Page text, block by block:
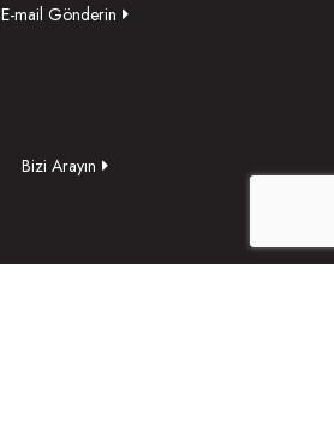
E-mail Gönderin
Bizi Arayın